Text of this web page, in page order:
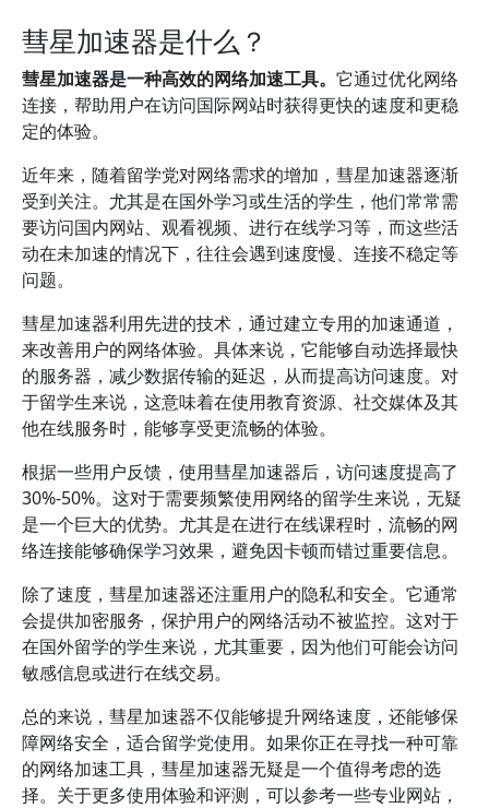
彗星加速器是什么？
彗星加速器是一种高效的网络加速工具。 它通过优化网络
连接，帮助用户在访问国际网站时获得更快的速度和更稳
定的体验。
近年来，随着留学党对网络需求的增加，彗星加速器逐渐
受到关注。尤其是在国外学习或生活的学生，他们常常需
要访问国内网站、观看视频、进行在线学习等，而这些活
动在未加速的情况下，往往会遇到速度慢、连接不稳定等
问题。
彗星加速器利用先进的技术，通过建立专用的加速通道，
来改善用户的网络体验。具体来说，它能够自动选择最快
的服务器，减少数据传输的延迟，从而提高访问速度。对
于留学生来说，这意味着在使用教育资源、社交媒体及其
他在线服务时，能够享受更流畅的体验。
根据一些用户反馈，使用彗星加速器后，访问速度提高了
30%-50%。这对于需要频繁使用网络的留学生来说，无疑
是一个巨大的优势。尤其是在进行在线课程时，流畅的网
络连接能够确保学习效果，避免因卡顿而错过重要信息。
除了速度，彗星加速器还注重用户的隐私和安全。它通常
会提供加密服务，保护用户的网络活动不被监控。这对于
在国外留学的学生来说，尤其重要，因为他们可能会访问
敏感信息或进行在线交易。
总的来说，彗星加速器不仅能够提升网络速度，还能够保
障网络安全，适合留学党使用。如果你正在寻找一种可靠
的网络加速工具，彗星加速器无疑是一个值得考虑的选
择。关于更多使用体验和评测，可以参考一些专业网站，